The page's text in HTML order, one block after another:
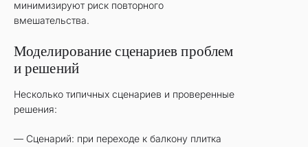
минимизируют риск повторного
вмешательства.
Моделирование сценариев проблем
и решений
Несколько типичных сценариев и проверенные
решения:
— Сценарий: при переходе к балкону плитка